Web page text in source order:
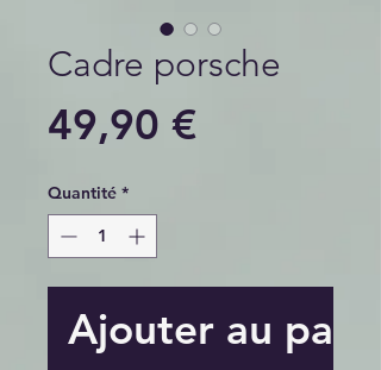
Cadre porsche
49,90 €Prix
Quantité *
Ajouter au